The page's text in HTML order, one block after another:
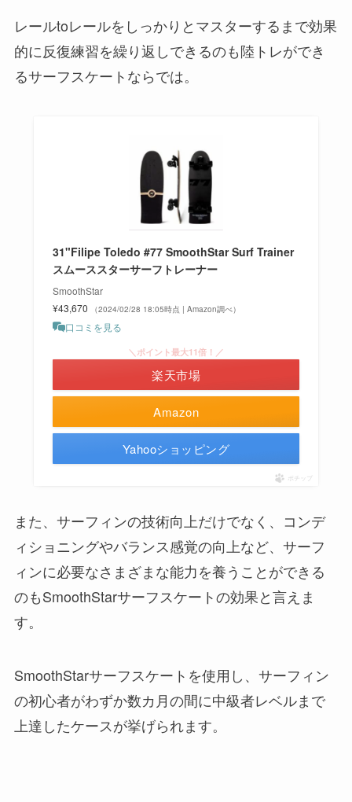
レールtoレールをしっかりとマスターするまで効果
的に反復練習を繰り返しできるのも陸トレができ
るサーフスケートならでは。
31"Filipe Toledo #77 SmoothStar Surf Trainer
スムーススターサーフトレーナー
SmoothStar
¥43,670
（2024/02/28 18:05時点 | Amazon調べ）
口コミを見る
Amazon
＼ポイント最大11倍！／
楽天市場
Yahooショッピング
ポチップ
また、サーフィンの技術向上だけでなく、コンデ
ィショニングやバランス感覚の向上など、サーフ
ィンに必要なさまざまな能力を養うことができる
のもSmoothStarサーフスケートの効果と言えま
す。
SmoothStarサーフスケートを使用し、サーフィン
の初心者がわずか数カ月の間に中級者レベルまで
上達したケースが挙げられます。